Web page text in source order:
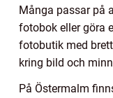
Många passar på
fotobok eller göra
fotobutik med
kring bild och
På Östermalm